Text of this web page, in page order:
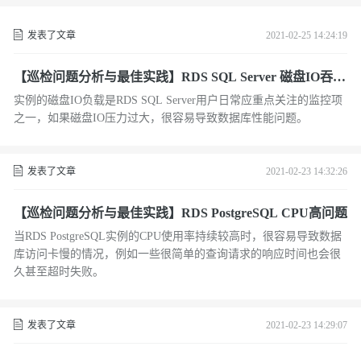
发表了文章 2021-02-25 14:24:19
【巡检问题分析与最佳实践】RDS SQL Server 磁盘IO吞吐
高问题
实例的磁盘IO负载是RDS SQL Server用户日常应重点关注的监控项
之一，如果磁盘IO压力过大，很容易导致数据库性能问题。
发表了文章 2021-02-23 14:32:26
【巡检问题分析与最佳实践】RDS PostgreSQL CPU高问题
当RDS PostgreSQL实例的CPU使用率持续较高时，很容易导致数据
库访问卡慢的情况，例如一些很简单的查询请求的响应时间也会很
久甚至超时失败。
发表了文章 2021-02-23 14:29:07